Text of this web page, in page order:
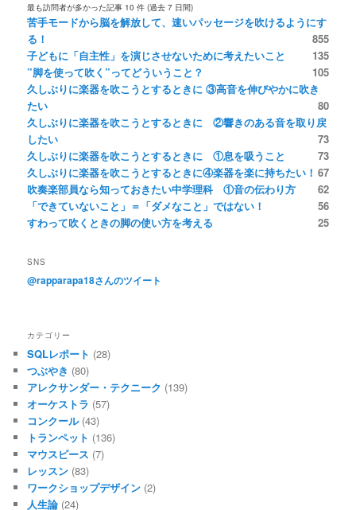
最も訪問者が多かった記事 10 件 (過去 7 日間)
苦手モードから脳を解放して、速いパッセージを吹けるようにす
る！
855
子どもに「自主性」を演じさせないために考えたいこと
135
”脚を使って吹く”ってどういうこと？
105
久しぶりに楽器を吹こうとするときに ③高音を伸びやかに吹き
たい
80
久しぶりに楽器を吹こうとするときに ②響きのある音を取り戻
したい
73
久しぶりに楽器を吹こうとするときに ①息を吸うこと
73
久しぶりに楽器を吹こうとするときに④楽器を楽に持ちたい！ 67
吹奏楽部員なら知っておきたい中学理科 ①音の伝わり方
62
「できていないこと」＝「ダメなこと」ではない！
56
すわって吹くときの脚の使い方を考える
25
SNS
@rapparapa18さんのツイート
カテゴリー
SQLレポート (28)
つぶやき (80)
アレクサンダー・テクニーク (139)
オーケストラ (57)
コンクール(43)
トランペット (136)
マウスピース (7)
レッスン (83)
ワークショップデザイン (2)
人生論 (24)